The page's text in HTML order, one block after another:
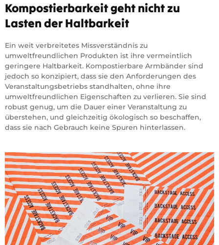
Kompostierbarkeit geht nicht zu
Lasten der Haltbarkeit
Ein weit verbreitetes Missverständnis zu
umweltfreundlichen Produkten ist ihre vermeintlich
geringere Haltbarkeit. Kompostierbare Armbänder sind
jedoch so konzipiert, dass sie den Anforderungen des
Veranstaltungsbetriebs standhalten, ohne ihre
umweltfreundlichen Eigenschaften zu verlieren. Sie sind
robust genug, um die Dauer einer Veranstaltung zu
überstehen, und gleichzeitig ökologisch so beschaffen,
dass sie nach Gebrauch keine Spuren hinterlassen.